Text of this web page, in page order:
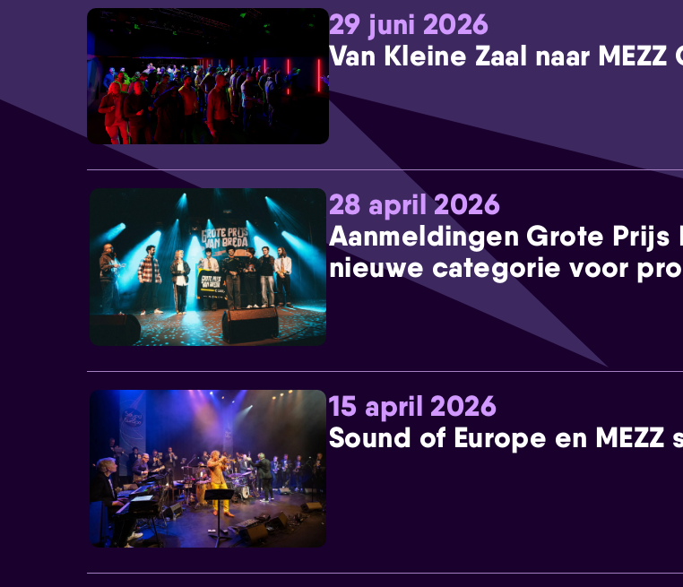
29 juni 2026
Van Kleine Zaal naar MEZZ
28 april 2026
Aanmeldingen Grote
nieuwe categorie voor
15 april 2026
Sound of Europe en MEZZ